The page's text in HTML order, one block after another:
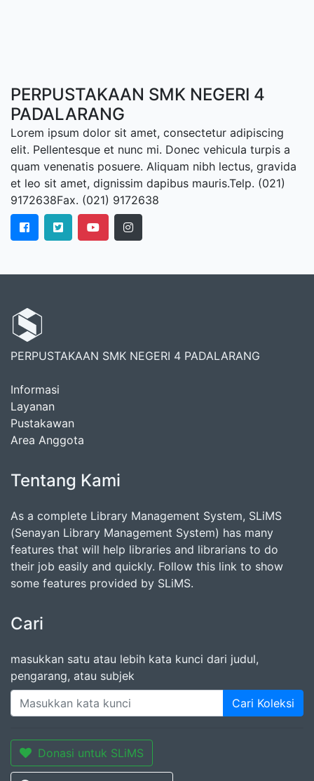
PERPUSTAKAAN SMK NEGERI 4
PADALARANG
Lorem ipsum dolor sit amet, consectetur adipiscing
elit. Pellentesque et nunc mi. Donec vehicula turpis a
quam venenatis posuere. Aliquam nibh lectus, gravida
et leo sit amet, dignissim dapibus mauris.Telp. (021)
9172638Fax. (021) 9172638
PERPUSTAKAAN SMK NEGERI 4 PADALARANG
Informasi
Layanan
Pustakawan
Area Anggota
Tentang Kami
As a complete Library Management System, SLiMS
(Senayan Library Management System) has many
features that will help libraries and librarians to do
their job easily and quickly. Follow this link to show
some features provided by SLiMS.
Cari
masukkan satu atau lebih kata kunci dari judul,
pengarang, atau subjek
Cari Koleksi
Donasi untuk SLiMS